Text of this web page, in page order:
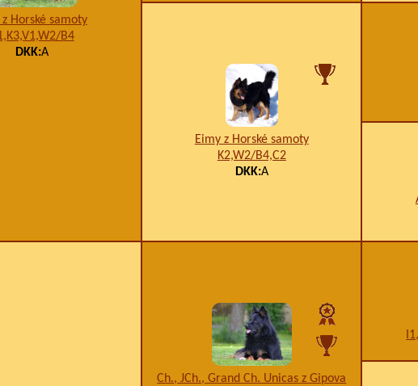
z Horské samoty
B4
DKK:A
Eimy z Horské samoty
K2,W2/B4,C2
DKK:A
Ch., JCh., Grand Ch. Unicas z Gipova